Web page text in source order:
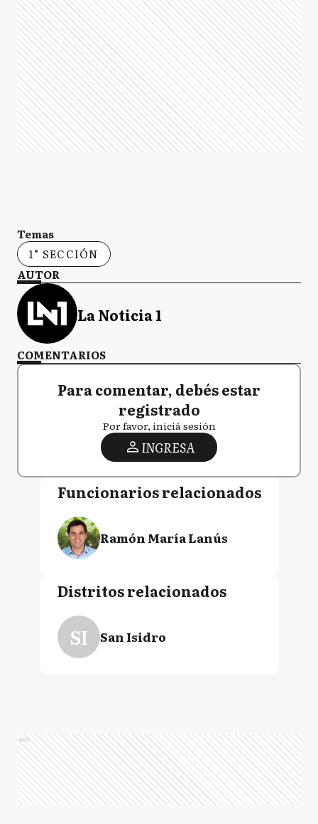
Temas
1° SECCIÓN
AUTOR
La Noticia 1
COMENTARIOS
Para comentar, debés estar
registrado
Por favor, iniciá sesión
INGRESA
Funcionarios relacionados
Ramón María Lanús
Distritos relacionados
SI San Isidro
Ads